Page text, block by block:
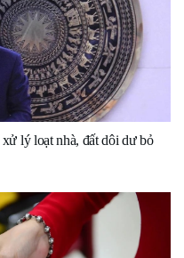
lý loạt nhà, đất dôi dư bỏ